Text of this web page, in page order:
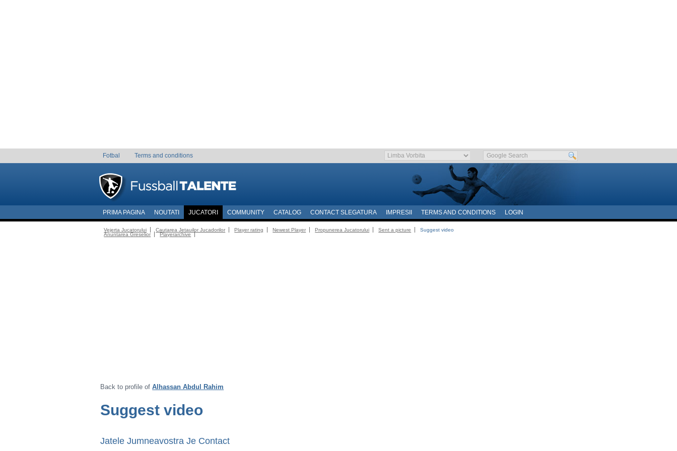
Fotbal Terms and conditions
PRIMA PAGINA NOUTATI JUCATORI COMMUNITY CATALOG CONTACT SLEGATURA IMPRESII TERMS AND CONDITIONS LOGIN
Vejerta Jucatorului Cautarea Jetauilor Jucadorilor Player rating Newest Player Propunerea Jucatorului Sent a picture
Suggest video
Anuntarea Greselior
Playerarchive
Back to profile ofAlhassan Abdul Rahim
Suggest video
Jatele Jumneavostra Je Contact